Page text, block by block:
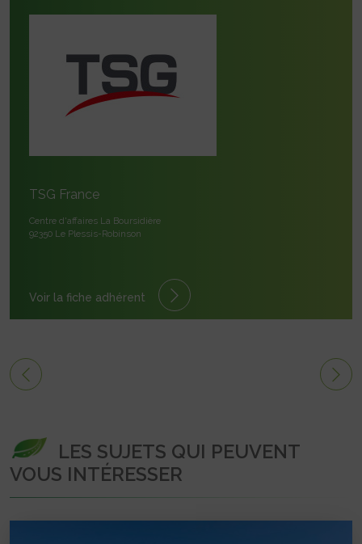
TSG France
Centre d'affaires La Boursidière
92350 Le Plessis-Robinson
Voir la fiche adhérent
LES SUJETS QUI PEUVENT
VOUS INTÉRESSER